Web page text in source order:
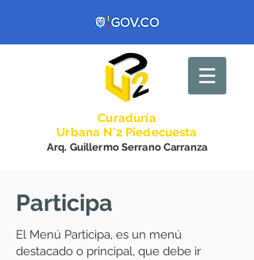
Curaduría
Urbana N°2 Piedecuesta
Arq. Guillermo Serrano Carranza
Participa
El Menú Participa, es un menú
destacado o principal, que debe ir